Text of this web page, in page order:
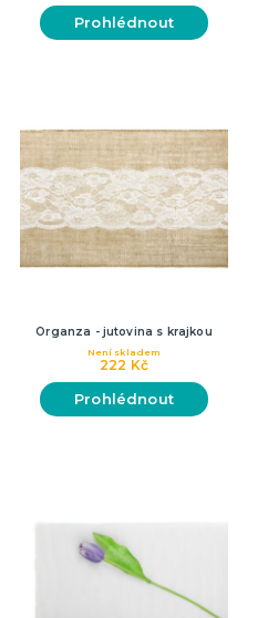
Prohlédnout
Organza - jutovina s krajkou
222 Kč
Není skladem
Prohlédnout